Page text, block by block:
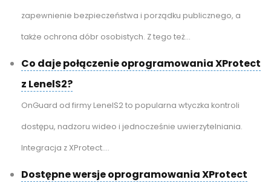
zapewnienie bezpieczeństwa i porządku publicznego, a
także ochrona dóbr osobistych. Z tego też...
Co daje połączenie oprogramowania XProtect
z LenelS2?
OnGuard od firmy LenelS2 to popularna wtyczka kontroli
dostępu, nadzoru wideo i jednocześnie uwierzytelniania.
Integracja z XProtect....
Dostępne wersje oprogramowania XProtect